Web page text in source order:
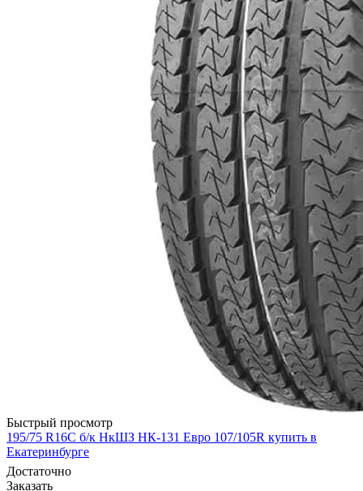
Быстрый просмотр
195/75 R16С б/к НкШЗ НК-131 Евро 107/105R купить в
Екатеринбурге
Достаточно
Заказать